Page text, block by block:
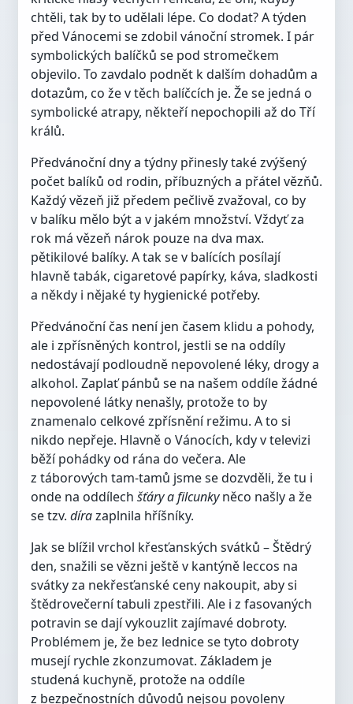
chtěli, tak by to udělali lépe. Co dodat? A týden
před Vánocemi se zdobil vánoční stromek. I pár
symbolických balíčků se pod stromečkem
objevilo. To zavdalo podnět k dalším dohadům a
dotazům, co že v těch balíčcích je. Že se jedná o
symbolické atrapy, někteří nepochopili až do Tří
králů.
Předvánoční dny a týdny přinesly také zvýšený
počet balíků od rodin, příbuzných a přátel vězňů.
Každý vězeň již předem pečlivě zvažoval, co by
v balíku mělo být a v jakém množství. Vždyť za
rok má vězeň nárok pouze na dva max.
pětikilové balíky. A tak se v balících posílají
hlavně tabák, cigaretové papírky, káva, sladkosti
a někdy i nějaké ty hygienické potřeby.
Předvánoční čas není jen časem klidu a pohody,
ale i zpřísněných kontrol, jestli se na oddíly
nedostávají podloudně nepovolené léky, drogy a
alkohol. Zaplať pánbů se na našem oddíle žádné
nepovolené látky nenašly, protože to by
znamenalo celkové zpřísnění režimu. A to si
nikdo nepřeje. Hlavně o Vánocích, kdy v televizi
běží pohádky od rána do večera. Ale
z táborových tam-tamů jsme se dozvděli, že tu i
onde na oddílech šťáry a filcunkyněco našly a že
se tzv. dírazaplnila hříšníky.
Jak se blížil vrchol křesťanských svátků – Štědrý
den, snažili se vězni ještě v kantýně leccos na
svátky za nekřesťanské ceny nakoupit, aby si
štědrovečerní tabuli zpestřili. Ale i z fasovaných
potravin se dají vykouzlit zajímavé dobroty.
Problémem je, že bez lednice se tyto dobroty
musejí rychle zkonzumovat. Základem je
studená kuchyně, protože na oddíle
z bezpečnostních důvodů nejsou povoleny